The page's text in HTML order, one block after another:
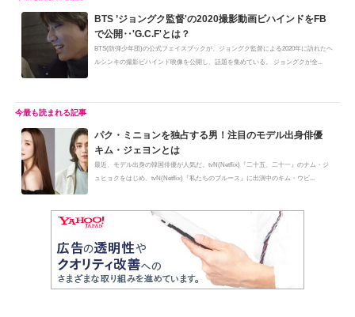
BTS ’ジョングク監督'の2020撮影動画ビハインドをFB
で公開‥'G.C.F'とは？
BTS(防弾少年団)の公式フェイスブックが、ジョングク監督による2020年に訪れたヘ
ルシンキの撮影ビハインド映像を公開し、話題を集めている。 ジョングクが全...
パク・ミニョンを独占する男！注目のモデル出身俳優
キム・ジェヨンとは
最近、モデル出身の韓国俳優が人気だ。tvN(Netflix)『二十五、二十一』のナム・ジ
ュヒョクをはじめ、tvN(Netflix)『私たちのブルース』に出演中のキム・ウビ...